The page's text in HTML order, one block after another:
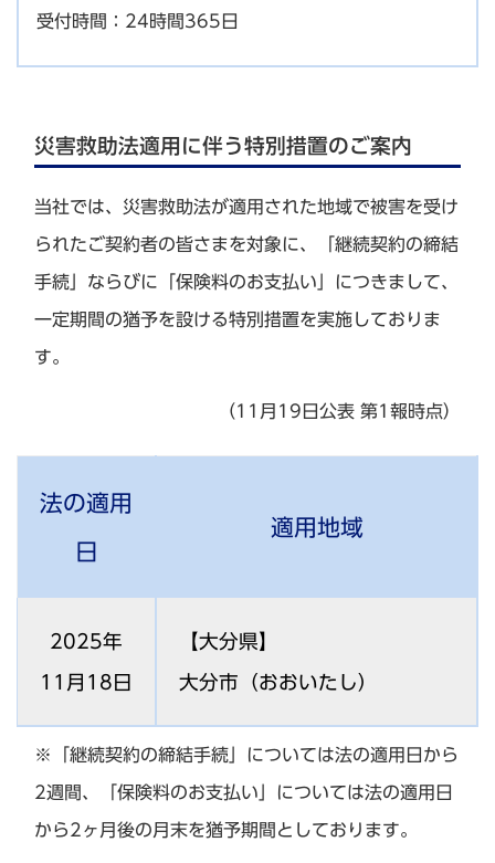
受付時間：24時間365日
災害救助法適用に伴う特別措置のご案内
当社では、災害救助法が適用された地域で被害を受け
られたご契約者の皆さまを対象に、「継続契約の締結
手続」ならびに「保険料のお支払い」につきまして、
一定期間の猶予を設ける特別措置を実施しておりま
す。
（11月19日公表 第1報時点）
法の適用
日
適用地域
2025年
11月18日
【大分県】
大分市（おおいたし）
※「継続契約の締結手続」については法の適用日から
2週間、「保険料のお支払い」については法の適用日
から2ヶ月後の月末を猶予期間としております。